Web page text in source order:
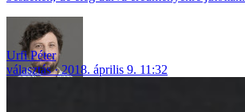
Urfi Péter
választás
2018. április 9. 11:32